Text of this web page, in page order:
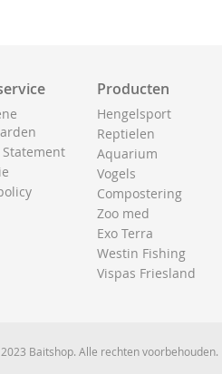
Statement
Producten
Hengelsport
Reptielen
Aquarium
Vogels
Compostering
Zoo med
Exo Terra
Westin Fishing
Vispas Friesland
Baitshop. Alle rechten voorbehouden.